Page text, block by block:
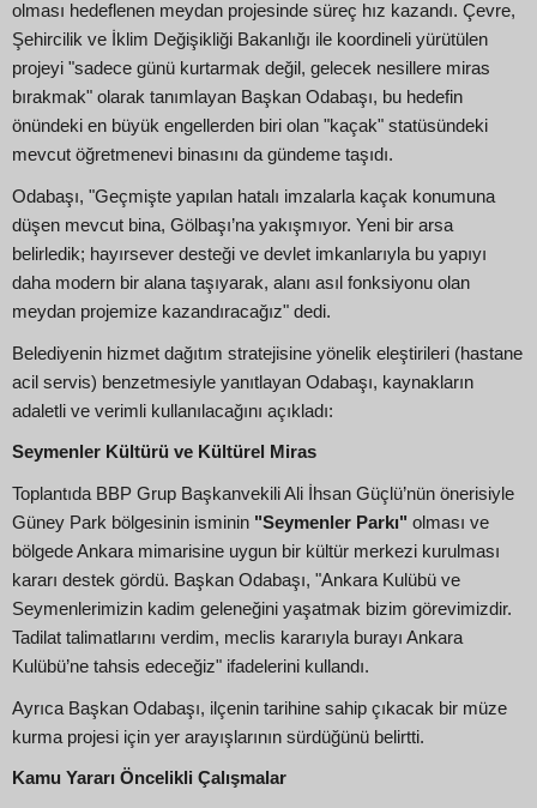
olması hedeflenen meydan projesinde süreç hız kazandı. Çevre,
Şehircilik ve İklim Değişikliği Bakanlığı ile koordineli yürütülen
projeyi "sadece günü kurtarmak değil, gelecek nesillere miras
bırakmak" olarak tanımlayan Başkan Odabaşı, bu hedefin
önündeki en büyük engellerden biri olan "kaçak" statüsündeki
mevcut öğretmenevi binasını da gündeme taşıdı.
Odabaşı, "Geçmişte yapılan hatalı imzalarla kaçak konumuna
düşen mevcut bina, Gölbaşı’na yakışmıyor. Yeni bir arsa
belirledik; hayırsever desteği ve devlet imkanlarıyla bu yapıyı
daha modern bir alana taşıyarak, alanı asıl fonksiyonu olan
meydan projemize kazandıracağız" dedi.
Belediyenin hizmet dağıtım stratejisine yönelik eleştirileri (hastane
acil servis) benzetmesiyle yanıtlayan Odabaşı, kaynakların
adaletli ve verimli kullanılacağını açıkladı:
Seymenler Kültürü ve Kültürel Miras
Toplantıda BBP Grup Başkanvekili Ali İhsan Güçlü’nün önerisiyle
Güney Park bölgesinin isminin "Seymenler Parkı" olması ve
bölgede Ankara mimarisine uygun bir kültür merkezi kurulması
kararı destek gördü. Başkan Odabaşı, "Ankara Kulübü ve
Seymenlerimizin kadim geleneğini yaşatmak bizim görevimizdir.
Tadilat talimatlarını verdim, meclis kararıyla burayı Ankara
Kulübü’ne tahsis edeceğiz" ifadelerini kullandı.
Ayrıca Başkan Odabaşı, ilçenin tarihine sahip çıkacak bir müze
kurma projesi için yer arayışlarının sürdüğünü belirtti.
Kamu Yararı Öncelikli Çalışmalar